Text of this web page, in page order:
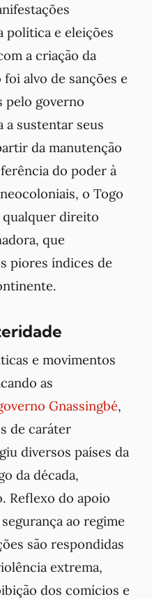
política e eleições
a criação da
alvo de sanções e
pelo governo
a sustentar seus
da manutenção
do poder à
o Togo
direito
que
piores índices de
e movimentos
as
Gnassingbé,
de caráter
diversos países da
da década,
Reflexo do apoio
ao regime
são respondidas
extrema,
dos comícios e